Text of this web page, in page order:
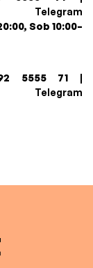
Sob 10:00–
5555 71 |